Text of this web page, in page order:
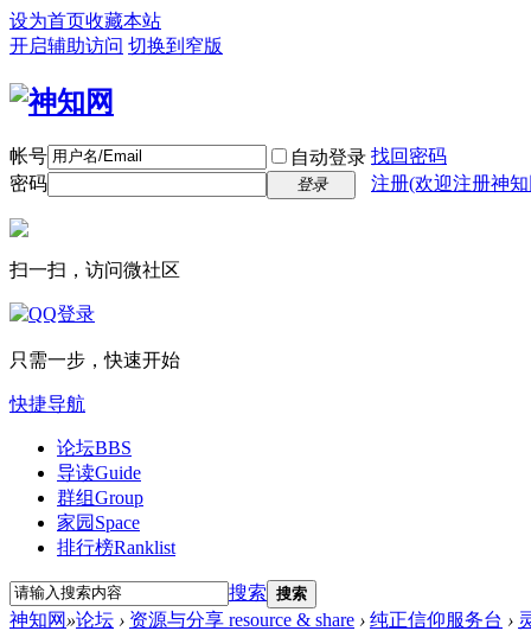
设为首页收藏本站
开启辅助访问 切换到窄版
帐号 自动登录 找回密码
密码
登录 注册(欢迎注册神
扫一扫，访问微社区
只需一步，快速开始
快捷导航
论坛BBS
导读Guide
群组Group
家园 Space
排行榜Ranklist
搜索 搜索
神知网 »论坛 › 资源与分享 resource & share › 纯正信仰服务台 ›